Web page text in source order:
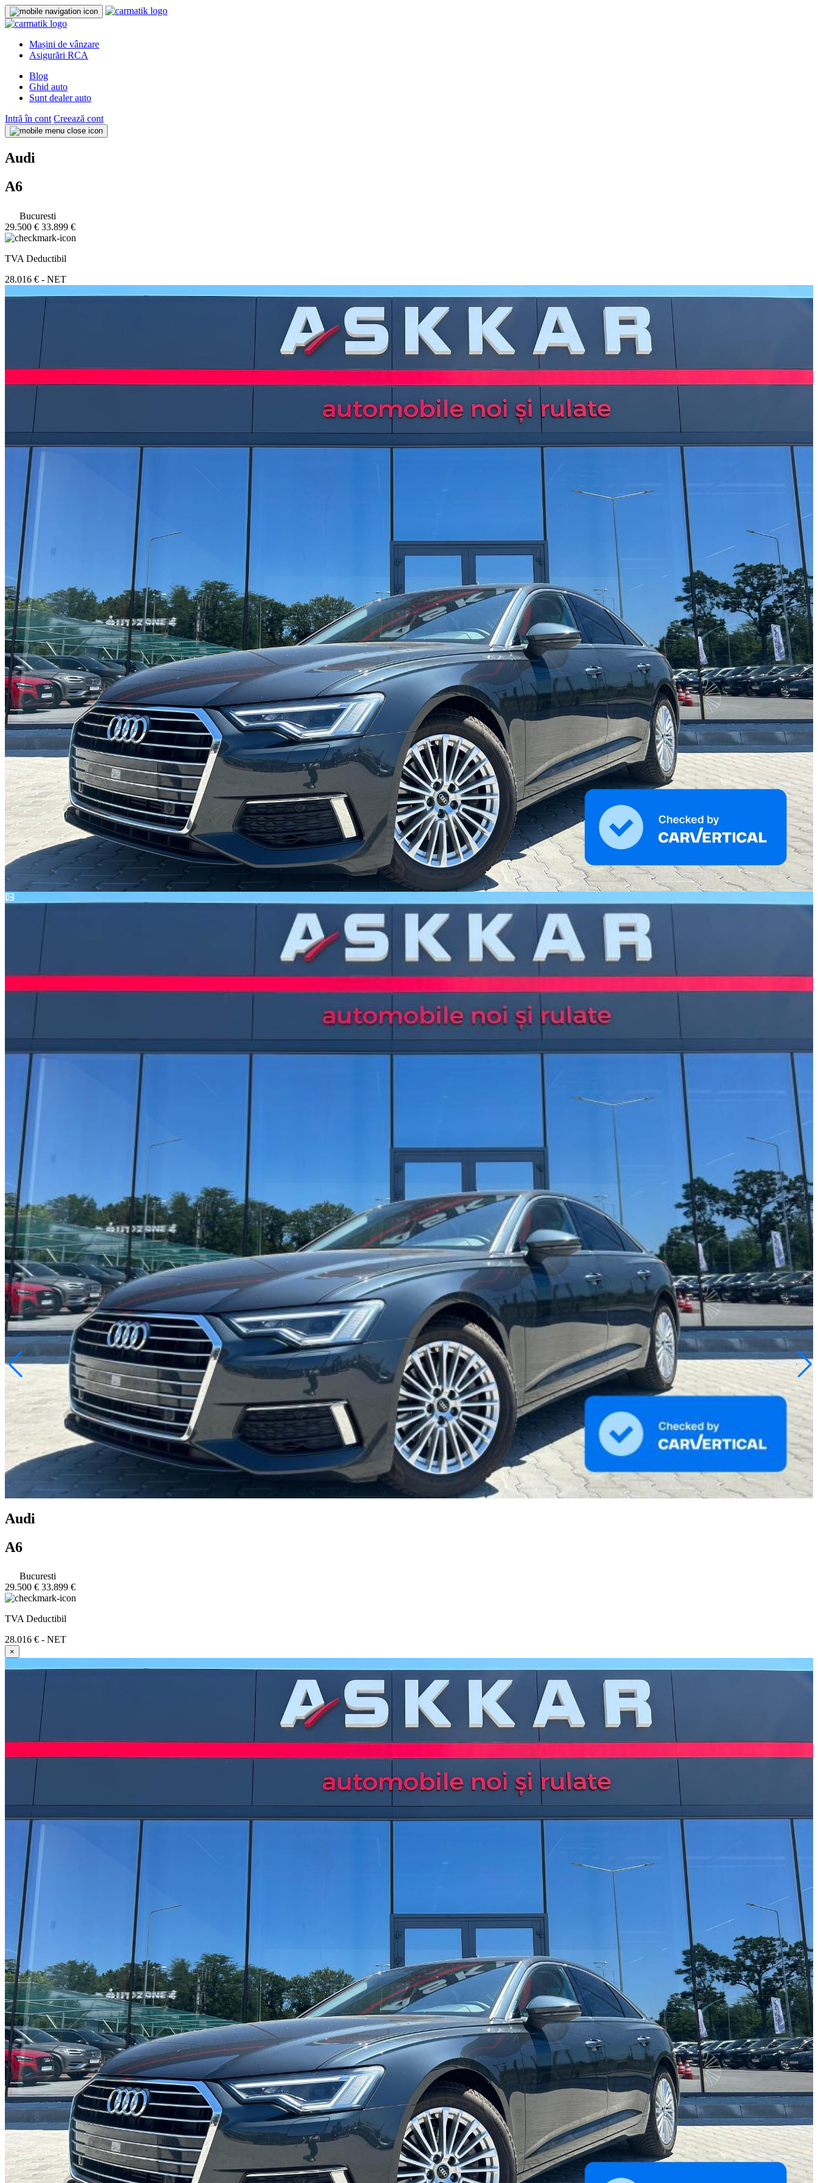
Mașini de vânzare
Asigurări RCA
Blog
Ghid auto
Sunt dealer auto
Intră în cont Creează cont
Audi
A6
Bucuresti
29.500 € 33.899 €
TVA Deductibil
28.016 € - NET
Audi
A6
Bucuresti
29.500 € 33.899 €
TVA Deductibil
28.016 € - NET
×